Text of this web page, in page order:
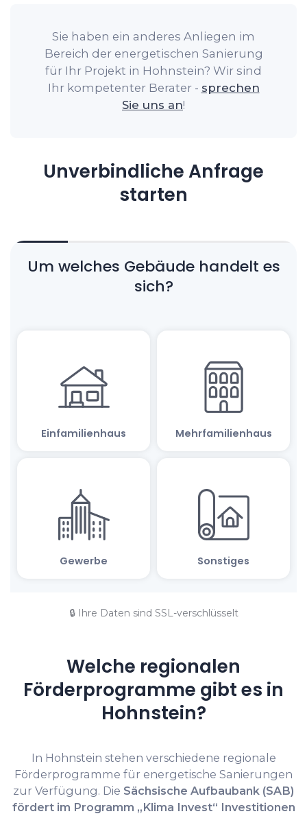
Sie haben ein anderes Anliegen im
Bereich der energetischen Sanierung
für Ihr Projekt in Hohnstein? Wir sind
Ihr kompetenter Berater - sprechen
Sie uns an!
Unverbindliche Anfrage
starten
🔒 Ihre Daten sind SSL-verschlüsselt
Welche regionalen
Förderprogramme gibt es in
Hohnstein?
In Hohnstein stehen verschiedene regionale
Förderprogramme für energetische Sanierungen
zur Verfügung. Die Sächsische Aufbaubank (SAB)
fördert im Programm „Klima Invest“ Investitionen